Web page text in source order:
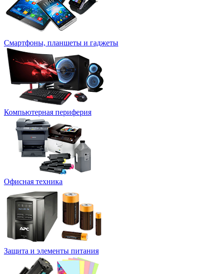
Смартфоны, планшеты и гаджеты
Компьютерная периферия
Офисная техника
Защита и элементы питания